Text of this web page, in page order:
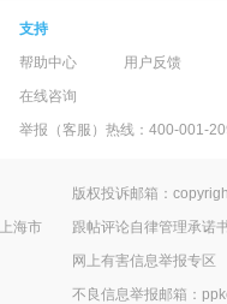
支持
帮助中心
用户反馈
在线咨询
举报（客服）热线：400-001-
上海市
版权投诉邮箱：
跟帖评论自律管理承诺
网上有害信息举报专区
不良信息举报邮箱：